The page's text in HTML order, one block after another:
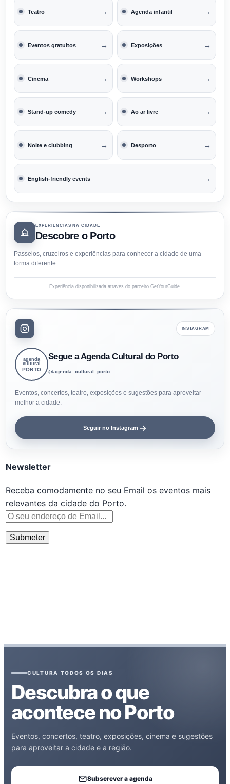
Teatro → Agenda infantil →
Eventos gratuitos → Exposições →
Cinema → Workshops →
Stand-up comedy → Ao ar livre →
Noite e clubbing → Desporto →
English-friendly events →
EXPERIÊNCIAS NA CIDADE
Descobre o Porto
Passeios, cruzeiros e experiências para conhecer a cidade de uma
forma diferente.
Experiência disponibilizada através do parceiro GetYourGuide.
INSTAGRAM
agenda
cultural
PORTO
Segue a Agenda Cultural do Porto
@agenda_cultural_porto
Eventos, concertos, teatro, exposições e sugestões para aproveitar
melhor a cidade.
Seguir no Instagram
Newsletter
Receba comodamente no seu Email os eventos mais
relevantes da cidade do Porto.
CULTURA TODOS OS DIAS
Descubra o que
acontece no Porto
Eventos, concertos, teatro, exposições, cinema e sugestões
para aproveitar a cidade e a região.
Subscrever a agenda